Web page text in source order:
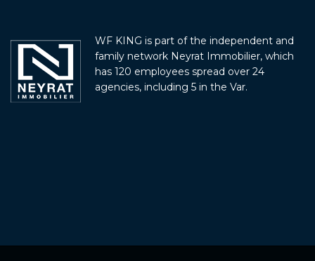
WF KING is part of the independent and
family network Neyrat Immobilier, which
has 120 employees spread over 24
agencies, including 5 in the Var.